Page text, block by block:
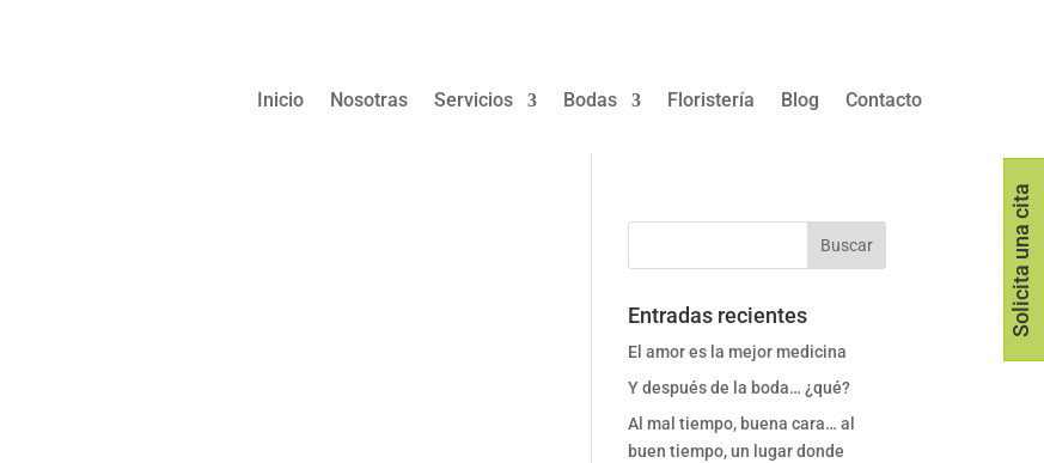
Inicio Nosotras Servicios Bodas Floristería Blog Contacto
Entradas recientes
El amor es la mejor medicina
Y después de la boda… ¿qué?
Al mal tiempo, buena cara… al
buen tiempo, un lugar donde
Solicita una cita